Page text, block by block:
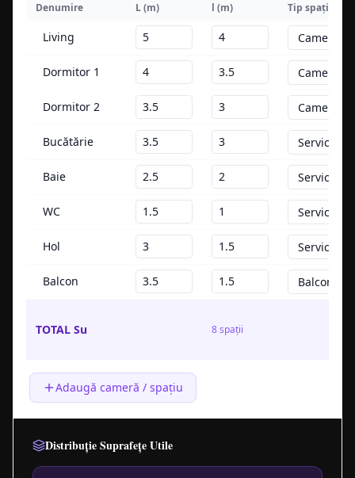
Denumire L (m) l (m) Tip spațiu
TOTAL Su 8spații
Adaugă cameră / spațiu
Distribuție Suprafețe Utile